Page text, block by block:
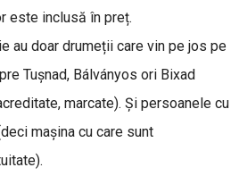
este inclusă în preț.
au doar drumeții care vin pe jos pe
Tușnad, Bálványos ori Bixad
marcate). Și persoanele cu
mașina cu care sunt